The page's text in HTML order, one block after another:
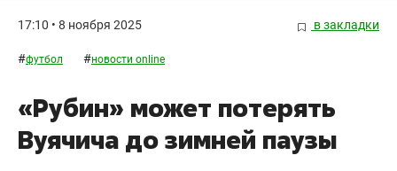
17:10 • 8 ноября 2025 в закладки
#футбол #новости online
«Рубин» может потерять
Вуячича до зимней паузы